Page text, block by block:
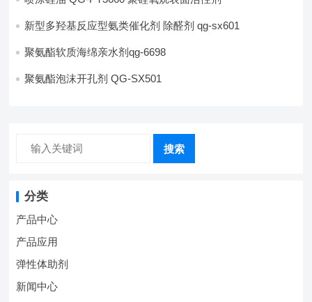
新型多羟基反应型氨类催化剂 除醛剂 qg-sx601
聚氨酯软质海绵亲水剂qg-6698
聚氨酯泡沫开孔剂 QG-SX501
搜索
分类
产品中心
产品应用
弹性体助剂
新闻中心